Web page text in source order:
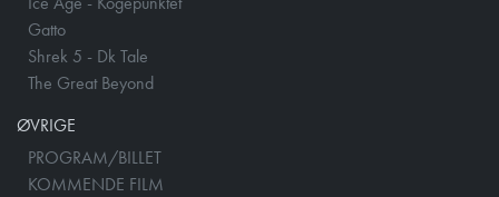
Gatto
Shrek 5 - Dk Tale
The Great Beyond
ØVRIGE
PROGRAM/BILLET
KOMMENDE FILM